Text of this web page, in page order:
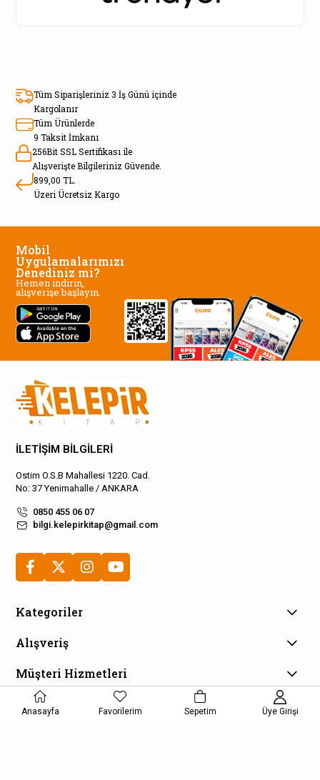
Tüm Siparişleriniz 3 İş Günü içinde
Kargolanır
Tüm Ürünlerde
9 Taksit İmkanı
256Bit SSL Sertifikası ile
Alışverişte Bilgileriniz Güvende.
899,00 TL.
Üzeri Ücretsiz Kargo
Mobil
Uygulamalarımızı
Denediniz mi?
Hemen indirin,
alışverişe başlayın.
İLETİŞİM BİLGİLERİ
Ostim O.S.B Mahallesi 1220. Cad.
No: 37 Yenimahalle / ANKARA
0850 455 06 07
bilgi.kelepirkitap@gmail.com
Kategoriler
Alışveriş
Müşteri Hizmetleri
E-Bülten Aboneliği
Kampanya ve fırsatlardan haberdar olmak için e-bültenimize
Anasayfa Favorilerim Sepetim Üye Girişi